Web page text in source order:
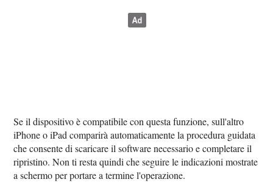
Se il dispositivo è compatibile con questa funzione, sull'altro
iPhone o iPad comparirà automaticamente la procedura guidata
che consente di scaricare il software necessario e completare il
ripristino. Non ti resta quindi che seguire le indicazioni mostrate
a schermo per portare a termine l'operazione.